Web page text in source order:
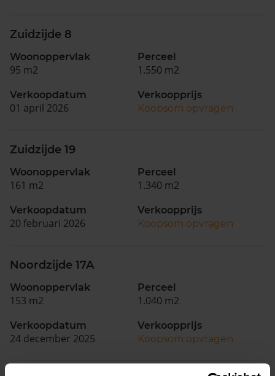
Zuidzijde 8
Woonoppervlak
95 m2
Perceel
1.550 m2
Verkoopdatum
01 april 2026
Verkoopprijs
Koopsom opvragen
Zuidzijde 19
Woonoppervlak
161 m2
Perceel
1.340 m2
Verkoopdatum
20 februari 2026
Verkoopprijs
Koopsom opvragen
Noordzijde 17A
Woonoppervlak
153 m2
Perceel
1.040 m2
Verkoopdatum
24 december 2025
Verkoopprijs
Koopsom opvragen